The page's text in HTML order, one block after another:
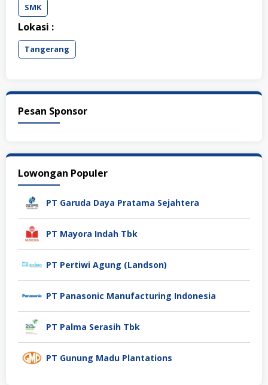
SMK
Lokasi :
Tangerang
Pesan Sponsor
Lowongan Populer
PT Garuda Daya Pratama Sejahtera
PT Mayora Indah Tbk
PT Pertiwi Agung (Landson)
PT Panasonic Manufacturing Indonesia
PT Palma Serasih Tbk
PT Gunung Madu Plantations